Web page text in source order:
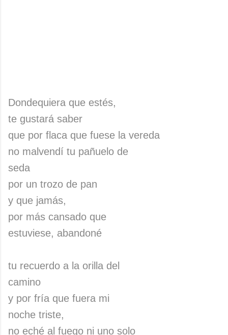
Dondequiera que estés,
te gustará saber
que por flaca que fuese la vereda
no malvendí tu pañuelo de
seda
por un trozo de pan
y que jamás,
por más cansado que
estuviese, abandoné
tu recuerdo a la orilla del
camino
y por fría que fuera mi
noche triste,
no eché al fuego ni uno solo